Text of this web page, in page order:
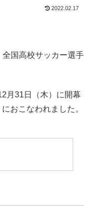
2022.02.17
国高校サッカー選手
月31日（木）に開幕
おこなわれました。